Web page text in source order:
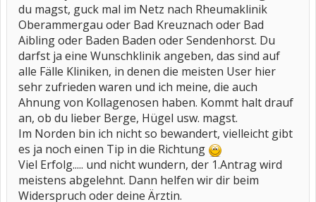
du magst, guck mal im Netz nach Rheumaklinik
Oberammergau oder Bad Kreuznach oder Bad
Aibling oder Baden Baden oder Sendenhorst. Du
darfst ja eine Wunschklinik angeben, das sind auf
alle Fälle Kliniken, in denen die meisten User hier
sehr zufrieden waren und ich meine, die auch
Ahnung von Kollagenosen haben. Kommt halt drauf
an, ob du lieber Berge, Hügel usw. magst.
Im Norden bin ich nicht so bewandert, vielleicht gibt
es ja noch einen Tip in die Richtung
Viel Erfolg..... und nicht wundern, der 1.Antrag wird
meistens abgelehnt. Dann helfen wir dir beim
Widerspruch oder deine Ärztin.